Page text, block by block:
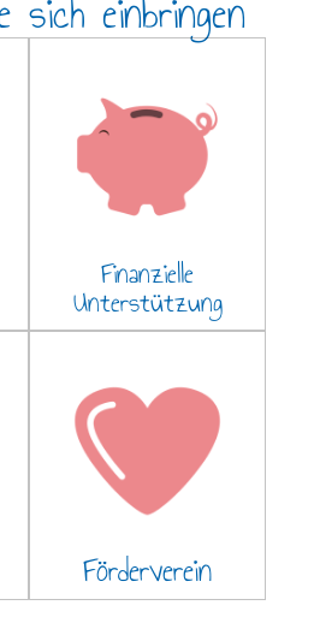
sich einbringen
Finanzielle
Unterstützung
Förderverein